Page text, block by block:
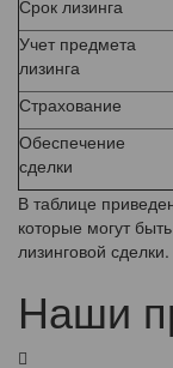
Срок лизинга
Учет предмета
лизинга
Страхование
Обеспечение
сделки
В таблице
которые могут
лизинговой сделки.
Наши